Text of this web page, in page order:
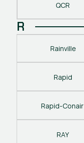
QCR
R
Rainville
Rapid
Rapid-Conair
RAY